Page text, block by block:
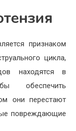
признаком
цикла,
находятся в
обеспечить
они перестают
повреждающие